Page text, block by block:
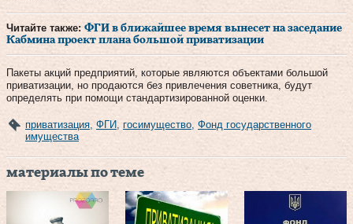
Читайте также: ФГИ в ближайшее время вынесет на заседание
Кабмина проект плана большой приватизации
Пакеты акций предприятий, которые являются объектами большой
приватизации, но продаются без привлечения советника, будут
определять при помощи стандартизированной оценки.
приватизация ФГИ госимущество Фонд государственного
имущества
материалы по теме